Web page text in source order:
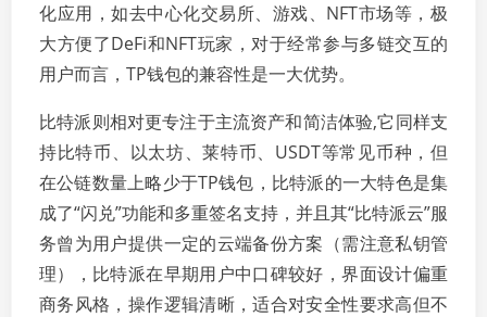
化应用，如去中心化交易所、游戏、NFT市场等，极
大方便了DeFi和NFT玩家，对于经常参与多链交互的
用户而言，TP钱包的兼容性是一大优势。
比特派则相对更专注于主流资产和简洁体验,它同样支
持比特币、以太坊、莱特币、USDT等常见币种，但
在公链数量上略少于TP钱包，比特派的一大特色是集
成了“闪兑”功能和多重签名支持，并且其“比特派云”服
务曾为用户提供一定的云端备份方案（需注意私钥管
理），比特派在早期用户中口碑较好，界面设计偏重
商务风格，操作逻辑清晰，适合对安全性要求高但不